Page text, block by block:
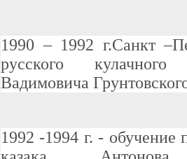
1990 – 1992 г.Санкт
русского
Вадимовича
1992 -1994 г. -